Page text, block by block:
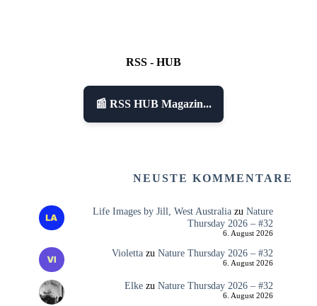
RSS - HUB
📰 RSS HUB Magazin...
NEUSTE KOMMENTARE
Life Images by Jill, West Australiazu Nature
Thursday 2026 – #32
6. August 2026
Violettazu Nature Thursday 2026 – #32
6. August 2026
Elkezu Nature Thursday 2026 – #32
6. August 2026